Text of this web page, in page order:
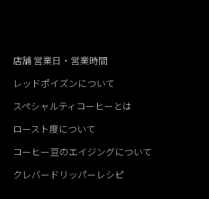
店舗 営業日・営業時間
レッドポイズンについて
スペシャルティコーヒーとは
ロースト度について
コーヒー豆のエイジングについて
クレバードリッパーレシピ